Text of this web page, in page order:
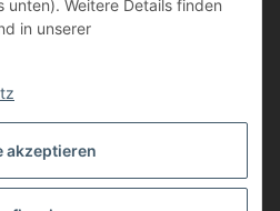
widerrufen
Weitere Details finden
in unserer
akzeptieren